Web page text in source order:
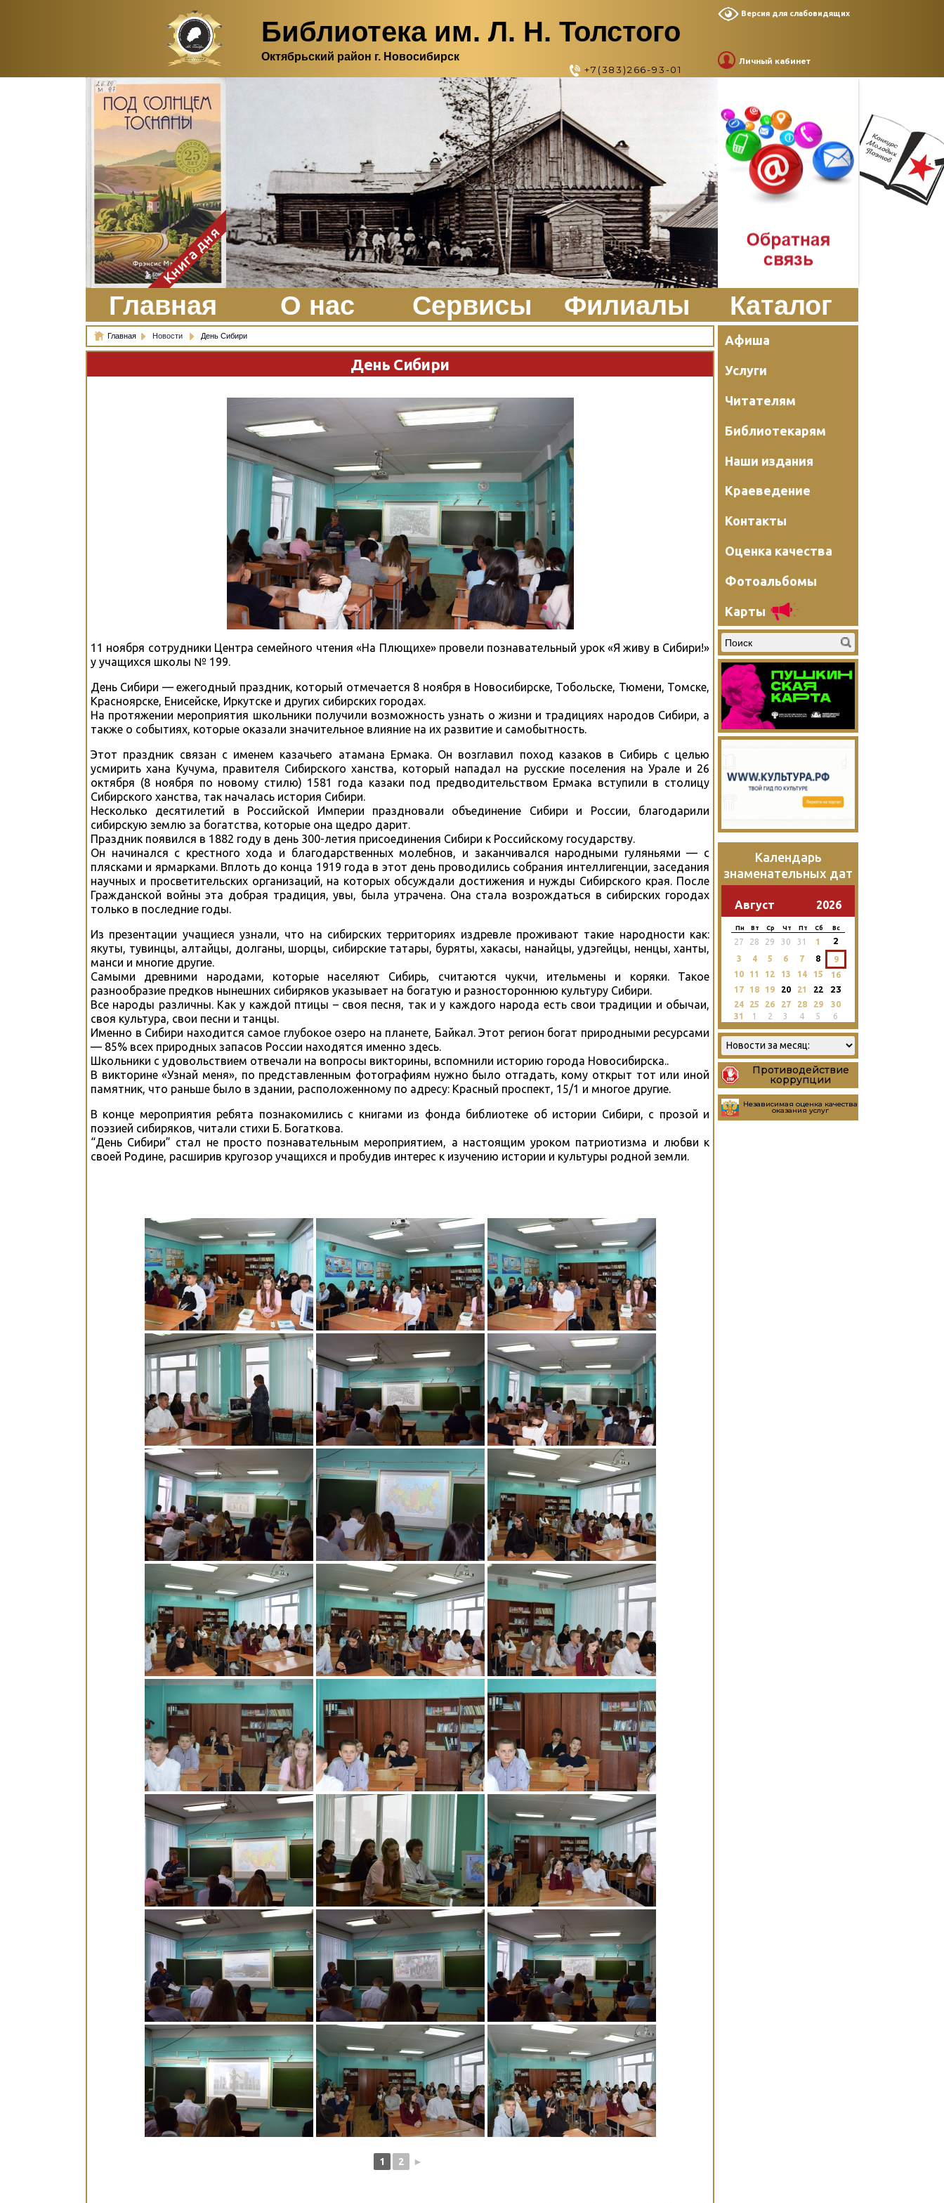
Библиотека им. Л. Н. Толстого
Октябрьский район г. Новосибирск
+7(383)266-93-01
Версия для слабовидящих
Личный кабинет
Здесь, в своем
итальянском доме, я вновь
испытала первичную
радость единения с
природой. Дом открыт
для бабочек, стрекоз, пчёл
или всех, кто пожелает
влететь в одно окно и
вылететь из другого. Едим
мы почти всегда во
дворе. Во мне настолько
возродился здравый
смысл моей матери -
умение наслаждаться
настоящим и не спешить, -
что даже нашлось время
отполировать до блеска
оконное стекло.
ЗаказатьКнига дня
Главная О нас Сервисы Филиалы Каталог
Главная Новости День Сибири
День Сибири
11 ноября сотрудники Центра семейного чтения «На Плющихе» провели познавательный урок «Я живу в Сибири!»
у учащихся школы № 199.
День Сибири — ежегодный праздник, который отмечается 8 ноября в Новосибирске, Тобольске, Тюмени, Томске,
Красноярске, Енисейске, Иркутске и других сибирских городах.
На протяжении мероприятия школьники получили возможность узнать о жизни и традициях народов Сибири, а
также о событиях, которые оказали значительное влияние на их развитие и самобытность.
Этот праздник связан с именем казачьего атамана Ермака. Он возглавил поход казаков в Сибирь с целью
усмирить хана Кучума, правителя Сибирского ханства, который нападал на русские поселения на Урале и 26
октября (8 ноября по новому стилю) 1581 года казаки под предводительством Ермака вступили в столицу
Сибирского ханства, так началась история Сибири.
Несколько десятилетий в Российской Империи праздновали объединение Сибири и России, благодарили
сибирскую землю за богатства, которые она щедро дарит.
Праздник появился в 1882 году в день 300-летия присоединения Сибири к Российскому государству.
Он начинался с крестного хода и благодарственных молебнов, и заканчивался народными гуляньями — с
плясками и ярмарками. Вплоть до конца 1919 года в этот день проводились собрания интеллигенции, заседания
научных и просветительских организаций, на которых обсуждали достижения и нужды Сибирского края. После
Гражданской войны эта добрая традиция, увы, была утрачена. Она стала возрождаться в сибирских городах
только в последние годы.
Из презентации учащиеся узнали, что на сибирских территориях издревле проживают такие народности как:
якуты, тувинцы, алтайцы, долганы, шорцы, сибирские татары, буряты, хакасы, нанайцы, удэгейцы, ненцы, ханты,
манси и многие другие.
Самыми древними народами, которые населяют Сибирь, считаются чукчи, ительмены и коряки. Такое
разнообразие предков нынешних сибиряков указывает на богатую и разностороннюю культуру Сибири.
Все народы различны. Как у каждой птицы – своя песня, так и у каждого народа есть свои традиции и обычаи,
своя культура, свои песни и танцы.
Именно в Сибири находится самое глубокое озеро на планете, Байкал. Этот регион богат природными ресурсами
— 85% всех природных запасов России находятся именно здесь.
Школьники с удовольствием отвечали на вопросы викторины, вспомнили историю города Новосибирска..
В викторине «Узнай меня», по представленным фотографиям нужно было отгадать, кому открыт тот или иной
памятник, что раньше было в здании, расположенному по адресу: Красный проспект, 15/1 и многое другие.
В конце мероприятия ребята познакомились с книгами из фонда библиотеке об истории Сибири, с прозой и
поэзией сибиряков, читали стихи Б. Богаткова.
“День Сибири” стал не просто познавательным мероприятием, а настоящим уроком патриотизма и любви к
своей Родине, расширив кругозор учащихся и пробудив интерес к изучению истории и культуры родной земли.
1 2 ►
Афиша
Услуги
Читателям
Библиотекарям
Наши издания
Краеведение
Контакты
Оценка качества
Фотоальбомы
Карты
Календарь
знаменательных дат
Август 2026
Пн Вт Ср Чт Пт Сб Вс
27 28 29 30 31 1 2
3 4 5 6 7 8
9
10
11 12 13 14 15
16
17
18 19 20 21 22 23
24 25 26 27 28 29
30
31
1 2 3 4 5 6
Противодействие
коррупции
Независимая оценка качества
оказания услуг